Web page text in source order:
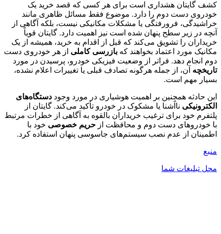
کشف گایتان هشداری است برای هر کسی که قصد خرید یک
خودروی دست دوم را دارد. موضوع فقط مسائل ظاهری مانند
خراشیدگی، فرورفتگی یا مشکلات مکانیکی نیست، بلکه آگاهی از
آنچه در زیر سطح پنهان شده است نیز اهمیت دارد. گایتان قویاً
خریداران را تشویق می‌کند که قبل از اقدام به خرید، همیشه از یک
مکانیک مورد اعتماد بخواهند که بازرسی کاملی از هر خودروی دست
دوم انجام دهد. فراتر از وضعیت فیزیکی خودرو، پرسیدن در مورد
تاریخچه آن، از جمله هرگونه تصادف قبلی یا تغییرات اعلام نشده،
بسیار مهم است.
این حادثه همچنین بر اهمیت هوشیاری در مورد وجود دستگاه‌های
الکترونیکی ناآشنا یا مشکوک در خودرو تأکید می‌کند. گایتان از
پلتفرم خود برای ترغیب خریداران بالقوه به آگاهی از خطرات مرتبط
با خودروهای دست دوم و محافظت از حریم خصوصی خود با
اطمینان از عدم نصب سیستم‌های جاسوسی پنهان استفاده کرد.
منبع
محل تبلیغات شما